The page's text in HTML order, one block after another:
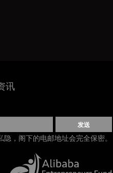
讯
发送
，阁下的电邮地址会完全保密。